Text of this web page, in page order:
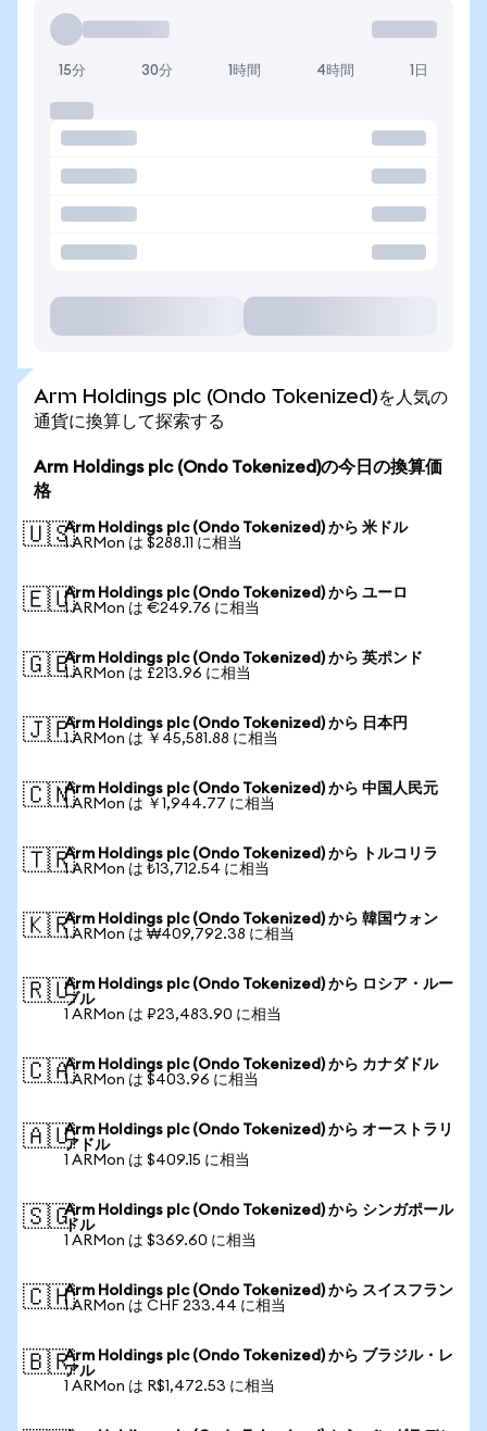
15分 30分 1時間 4時間 1日
Arm Holdings plc (Ondo Tokenized)を人気の
通貨に換算して探索する
Arm Holdings plc (Ondo Tokenized)の今日の換算価
格
🇺🇸Arm Holdings plc (Ondo Tokenized) から 米ドル
1 ARMon は $288.11 に相当
🇪🇺Arm Holdings plc (Ondo Tokenized) から ユーロ
1 ARMon は €249.76 に相当
🇬🇧Arm Holdings plc (Ondo Tokenized) から 英ポンド
1 ARMon は £213.96 に相当
🇯🇵Arm Holdings plc (Ondo Tokenized) から 日本円
1 ARMon は ￥45,581.88 に相当
🇨🇳Arm Holdings plc (Ondo Tokenized) から 中国人民元
1 ARMon は ￥1,944.77 に相当
🇹🇷Arm Holdings plc (Ondo Tokenized) から トルコリラ
1 ARMon は ₺13,712.54 に相当
🇰🇷Arm Holdings plc (Ondo Tokenized) から 韓国ウォン
1 ARMon は ₩409,792.38 に相当
🇷🇺Arm Holdings plc (Ondo Tokenized) から ロシア・ルー
ブル
1 ARMon は ₽23,483.90 に相当
🇨🇦Arm Holdings plc (Ondo Tokenized) から カナダドル
1 ARMon は $403.96 に相当
🇦🇺Arm Holdings plc (Ondo Tokenized) から オーストラリ
アドル
1 ARMon は $409.15 に相当
🇸🇬Arm Holdings plc (Ondo Tokenized) から シンガポール
ドル
1 ARMon は $369.60 に相当
🇨🇭Arm Holdings plc (Ondo Tokenized) から スイスフラン
1 ARMon は CHF 233.44 に相当
🇧🇷Arm Holdings plc (Ondo Tokenized) から ブラジル・レ
アル
1 ARMon は R$1,472.53 に相当